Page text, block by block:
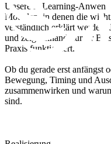
Unsere E-Learning-
Modulen, in denen die
verständlich erklärt werden.
und zeigt anhand kurzer
Praxis funktioniert.
Ob du gerade erst anfängst
Bewegung, Timing und
zusammenwirken und
sind.